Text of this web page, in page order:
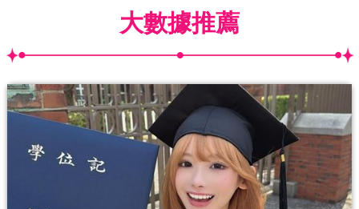
大數據推薦